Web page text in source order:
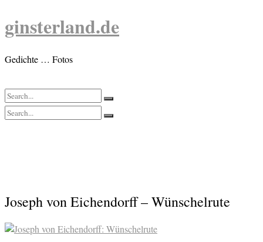
Skip
to
ginsterland.de
Gedichte … Fotos
Joseph von Eichendorff – Wünschelrute